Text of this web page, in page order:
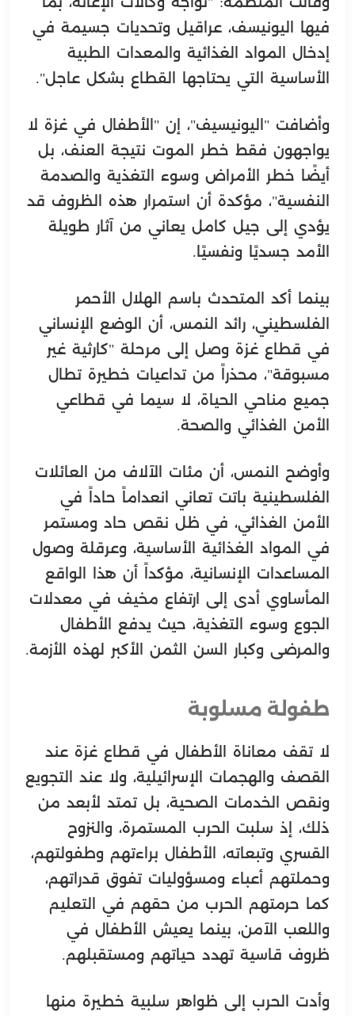
فيها اليونيسف، عراقيل وتحديات جسيمة في
إدخال المواد الغذائية والمعدات الطبية
الأساسية التي يحتاجها القطاع بشكل عاجل".
وأضافت "اليونيسيف"، إن "الأطفال في غزة لا
يواجهون فقط خطر الموت نتيجة العنف، بل
أيضًا خطر الأمراض وسوء التغذية والصدمة
النفسية"، مؤكدة أن استمرار هذه الظروف قد
يؤدي إلى جيل كامل يعاني من آثار طويلة
الأمد جسديًا ونفسيًا.
بينما أكد المتحدث باسم الهلال الأحمر
الفلسطيني، رائد النمس، أن الوضع الإنساني
في قطاع غزة وصل إلى مرحلة "كارثية غير
مسبوقة"، محذراً من تداعيات خطيرة تطال
جميع مناحي الحياة، لا سيما في قطاعي
الأمن الغذائي والصحة.
وأوضح النمس، أن مئات الآلاف من العائلات
الفلسطينية باتت تعاني انعداماً حاداً في
الأمن الغذائي، في ظل نقص حاد ومستمر
في المواد الغذائية الأساسية، وعرقلة وصول
المساعدات الإنسانية، مؤكداً أن هذا الواقع
المأساوي أدى إلى ارتفاع مخيف في معدلات
الجوع وسوء التغذية، حيث يدفع الأطفال
والمرضى وكبار السن الثمن الأكبر لهذه الأزمة.
طفولة مسلوبة
لا تقف معاناة الأطفال في قطاع غزة عند
القصف والهجمات الإسرائيلية، ولا عند التجويع
ونقص الخدمات الصحية، بل تمتد لأبعد من
ذلك، إذ سلبت الحرب المستمرة، والنزوح
القسري وتبعاته، الأطفال براءتهم وطفولتهم،
وحملتهم أعباء ومسؤوليات تفوق قدراتهم،
كما حرمتهم الحرب من حقهم في التعليم
واللعب الآمن، بينما يعيش الأطفال في
ظروف قاسية تهدد حياتهم ومستقبلهم.
وأدت الحرب إلى ظواهر سلبية خطيرة منها